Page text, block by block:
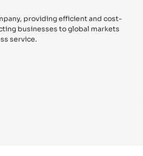
providing efficient and cost-
businesses to global markets
service.